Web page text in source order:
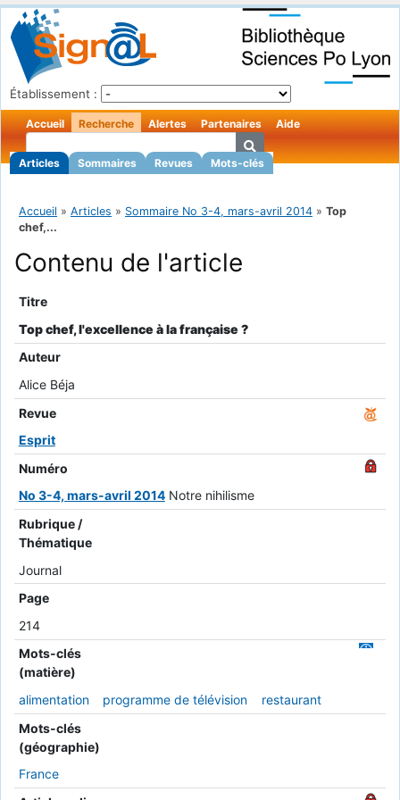
Établissement :
Accueil Recherche
Articles Sommaires Revues Mots-clés
Alertes Partenaires Aide
Accueil » Articles » Sommaire No 3-4, mars-avril 2014 » Top
chef,...
Contenu de l'article
Titre
Top chef, l'excellence à la française ?
Auteur
Alice Béja
Revue
Esprit
Numéro
No 3-4, mars-avril 2014 Notre nihilisme
Rubrique /
Thématique
Journal
Page
214
Mots-clés
(matière)
alimentation
programme de télévision
restaurant
Mots-clés
(géographie)
France